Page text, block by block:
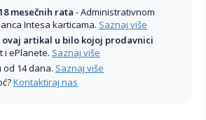
mesečnih rata - Administrativnom
Intesa karticama. Saznaj više
ovaj artikal u bilo kojoj prodavnici
i ePlanete. Saznaj više
14 dana. Saznaj više
Kontaktiraj nas